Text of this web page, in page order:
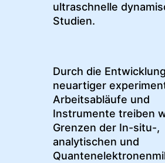
ultraschnelle
Studien.
Durch die Entwicklung
neuartiger
Arbeitsabläufe und
Instrumente treiben
Grenzen der In-situ-,
analytischen und